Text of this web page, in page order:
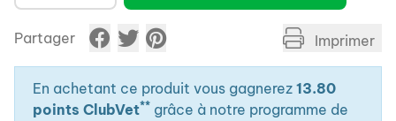
Partager Imprimer
En achetant ce produit vous gagnerez 13.80
points ClubVet** grâce à notre programme de